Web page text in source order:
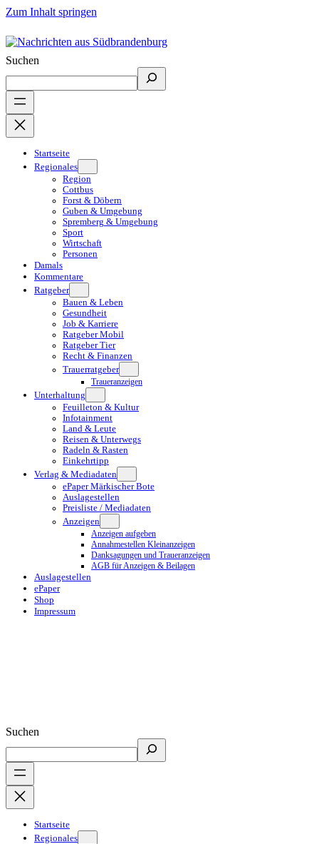
Zum Inhalt springen
Suchen
Startseite
Regionales
Region
Cottbus
Forst & Döbern
Guben & Umgebung
Spremberg & Umgebung
Sport
Wirtschaft
Personen
Damals
Kommentare
Ratgeber
Bauen & Leben
Gesundheit
Job & Karriere
Ratgeber Mobil
Ratgeber Tier
Recht & Finanzen
Trauerratgeber
Traueranzeigen
Unterhaltung
Feuilleton & Kultur
Infotainment
Land & Leute
Reisen & Unterwegs
Radeln & Rasten
Einkehrtipp
Verlag & Mediadaten
ePaper Märkischer Bote
Auslagestellen
Preisliste / Mediadaten
Anzeigen
Anzeigen aufgeben
Annahmestellen Kleinanzeigen
Danksagungen und Traueranzeigen
AGB für Anzeigen & Beilagen
Auslagestellen
ePaper
Shop
Impressum
Suchen
Startseite
Regionales